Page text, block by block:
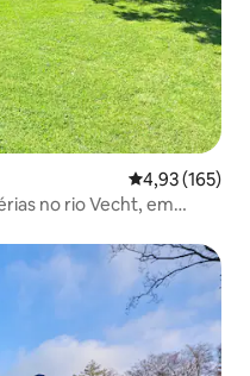
4,93 de uma
4,93 (165)
no rio Vecht, em